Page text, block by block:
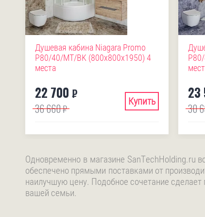
Душевая кабина Niagara Promo
P80/40/MT/BK (800х800х1950) 4
места
22 700 ₽
36 660₽
Купить 23
30
Одновременно в магазине SanTechHolding.ru
обеспечено прямыми поставками от
наилучшую цену. Подобное сочетание
вашей семьи.